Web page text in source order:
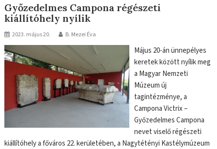
Győzedelmes Campona régészeti
kiállítóhely nyílik
2023. május 20. B. Mezei Éva
Május 20-án ünnepélyes
keretek között nyílik meg
a Magyar Nemzeti
Múzeum új
tagintézménye, a
Campona Victrix –
Győzedelmes Campona
nevet viselő régészeti
kiállítóhely a főváros 22. kerületében, a Nagytétényi Kastélymúzeum